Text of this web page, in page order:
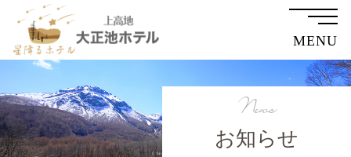
MENU
お知らせ
News